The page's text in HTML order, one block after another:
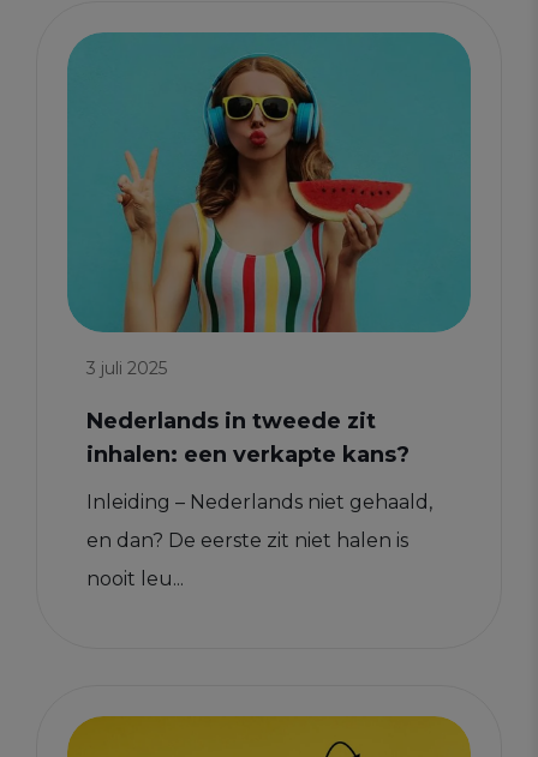
3 juli 2025
Nederlands in tweede zit
inhalen: een verkapte kans?
Inleiding – Nederlands niet gehaald,
en dan? De eerste zit niet halen is
nooit leu...